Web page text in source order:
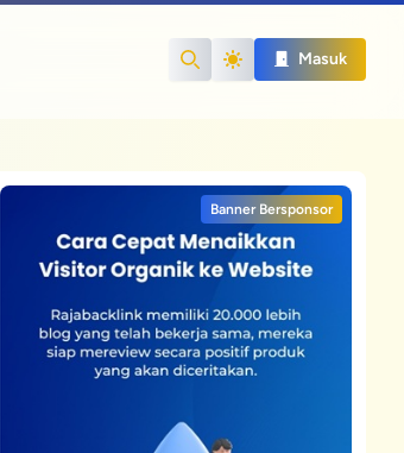
Search
Masuk
Banner Bersponsor